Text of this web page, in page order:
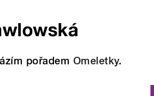
pořadem Omeletky.